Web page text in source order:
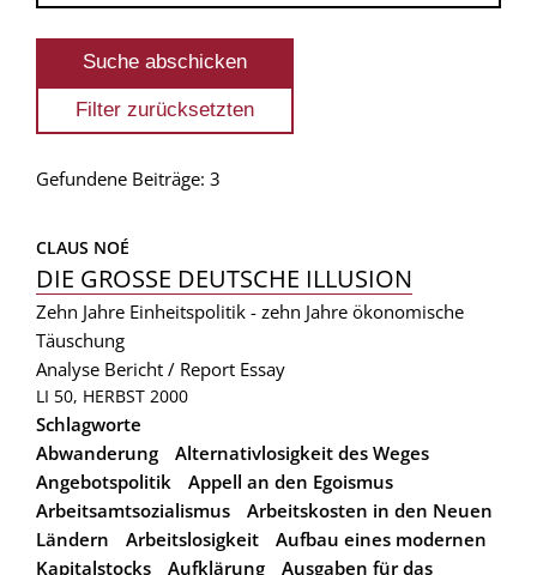
Gefundene Beiträge: 3
CLAUS NOÉ
DIE GROSSE DEUTSCHE ILLUSION
Zehn Jahre Einheitspolitik - zehn Jahre ökonomische
Täuschung
Analyse Bericht / Report Essay
LI 50, HERBST 2000
Schlagworte
Abwanderung
Alternativlosigkeit des Weges
Angebotspolitik
Appell an den Egoismus
Arbeitsamtsozialismus
Arbeitskosten in den Neuen
Ländern
Arbeitslosigkeit
Aufbau eines modernen
Kapitalstocks
Aufklärung Ausgaben für das